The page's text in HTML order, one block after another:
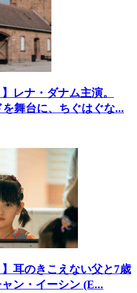
レナ・ダナム主演。
舞台に、ちぐはぐな...
】耳のきこえない父と7歳
ン・イーシン (E...